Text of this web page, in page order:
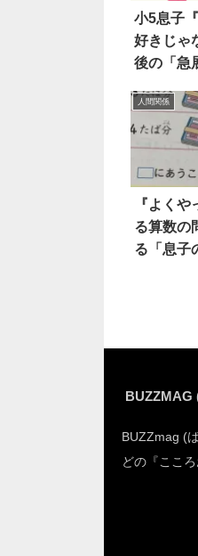
小5息子
好きじゃ
後の「急
人間関係
『よく
る算数の
る「息子
BUZZMAG
BUZZmag (
どの『ここ